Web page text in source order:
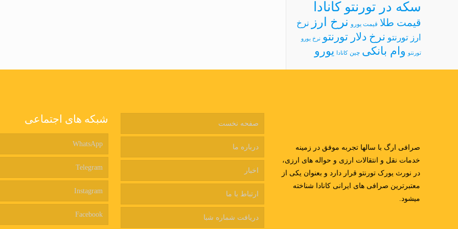
سکه در تورنتو کانادا
قیمت طلا قیمت یورو نرخ ارز
نرخ
ارز تورنتو نرخ دلار تورنتو نرخ یورو
تورنتو وام بانکی چین کانادا یورو
صرافی ارگ با سالها تجربه موفق در زمینه
خدمات نقل و انتقالات ارزی و حواله های ارزی،
در نورث یورک تورنتو قرار دارد و بعنوان یکی از
معتبرترین صرافی های ایرانی کانادا شناخته
میشود.
صفحه نخست
درباره ما
اخبار
ارتباط با ما
دریافت شماره شبا
شبکه های اجتماعی
WhatsApp
Telegram
Instagram
Facebook